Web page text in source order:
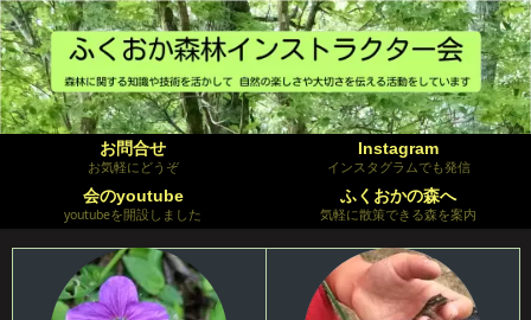
お問合せ
お気軽にどうぞ
Instagram
インスタグラムでも発信
会のyoutube
youtubeを開設しました
ふくおかの森へ
気軽に散策できる森を案内